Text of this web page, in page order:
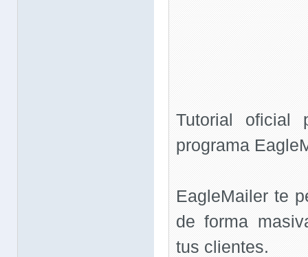
Tutorial oficial
programa
EagleMailer te
de forma
tus clientes.